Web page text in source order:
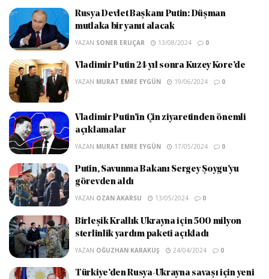
Rusya Devlet Başkanı Putin: Düşman
mutlaka bir yanıt alacak
YAZAN SONER ERUÇAR 13/08/2024 0
Vladimir Putin 24 yıl sonra Kuzey Kore’de
YAZAN MURAT EMRE EYGÜN 19/06/2024 0
Vladimir Putin’in Çin ziyaretinden önemli
açıklamalar
YAZAN MURAT EMRE EYGÜN 17/05/2024 0
Putin, Savunma Bakanı Sergey Şoygu’yu
görevden aldı
YAZAN OZAN AKARSU 13/05/2024 0
Birleşik Krallık Ukrayna için 500 milyon
sterlinlik yardım paketi açıkladı
YAZAN OĞUZHAN KARAKUŞ 24/04/2024 0
Türkiye’den Rusya-Ukrayna savaşı için yeni